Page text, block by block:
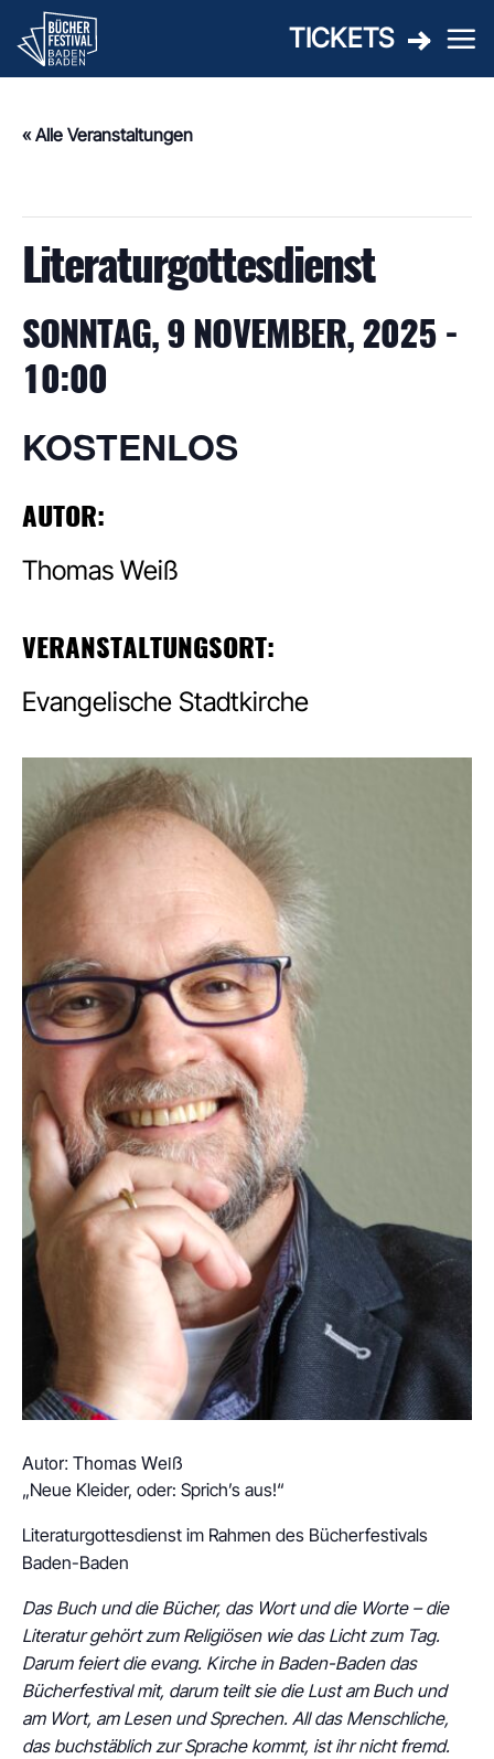
Inhalt
springen
TICKETS
« Alle Veranstaltungen
Literaturgottesdienst
SONNTAG, 9 NOVEMBER, 2025 -
10:00
KOSTENLOS
AUTOR:
Thomas Weiß
VERANSTALTUNGSORT:
Evangelische Stadtkirche
Autor: Thomas Weiß
„Neue Kleider, oder: Sprich’s aus!“
Literaturgottesdienst im Rahmen des Bücherfestivals
Baden-Baden
Das Buch und die Bücher, das Wort und die Worte – die
Literatur gehört zum Religiösen wie das Licht zum Tag.
Darum feiert die evang. Kirche in Baden-Baden das
Bücherfestival mit, darum teilt sie die Lust am Buch und
am Wort, am Lesen und Sprechen. All das Menschliche,
das buchstäblich zur Sprache kommt, ist ihr nicht fremd.